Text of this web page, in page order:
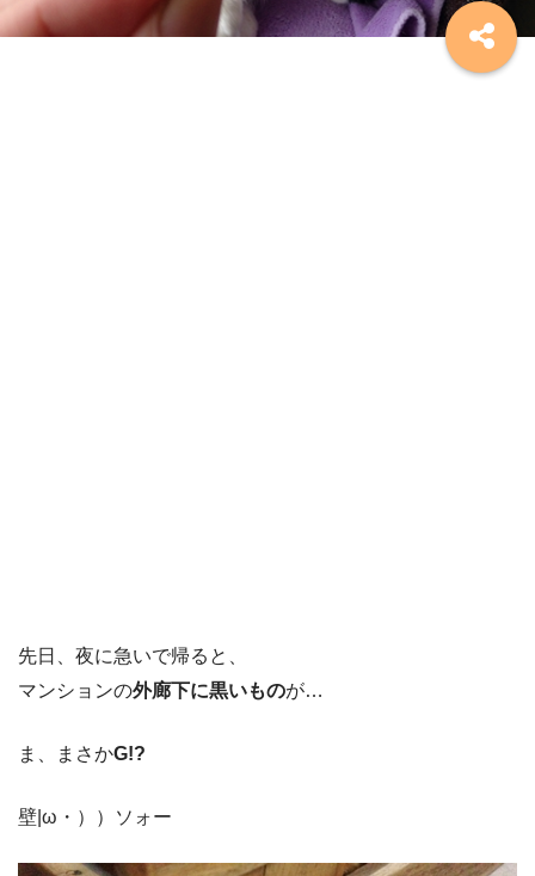
先日、夜に急いで帰ると、
マンションの外廊下に黒いものが…
ま、まさかG!?
壁|ω・））ソォー